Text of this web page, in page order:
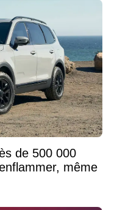
de 500 000
même